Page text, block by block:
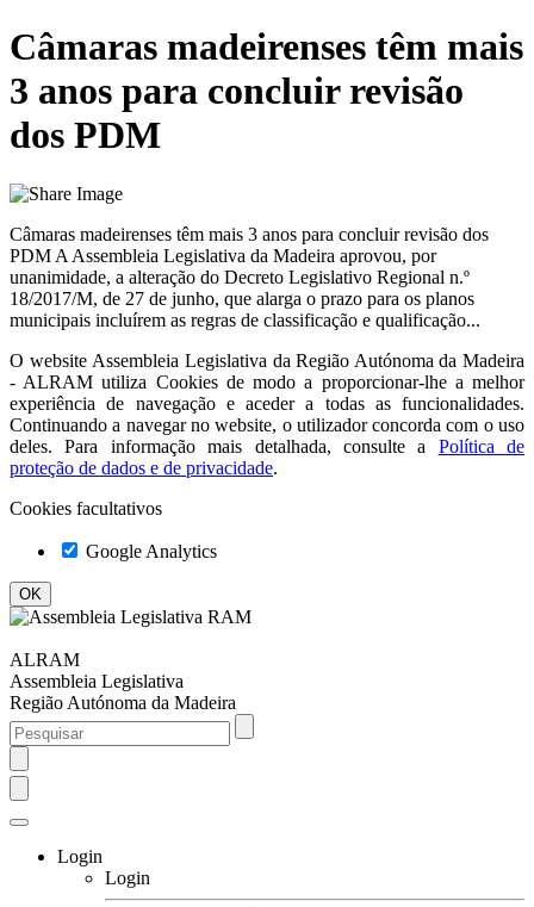
Câmaras madeirenses têm mais
3 anos para concluir revisão
dos PDM
Câmaras madeirenses têm mais 3 anos para concluir revisão dos
PDM A Assembleia Legislativa da Madeira aprovou, por
unanimidade, a alteração do Decreto Legislativo Regional n.º
18/2017/M, de 27 de junho, que alarga o prazo para os planos
municipais incluírem as regras de classificação e qualificação...
O website Assembleia Legislativa da Região Autónoma da Madeira
- ALRAM utiliza Cookies de modo a proporcionar-lhe a melhor
experiência de navegação e aceder a todas as funcionalidades.
Continuando a navegar no website, o utilizador concorda com o uso
deles. Para informação mais detalhada, consulte a
Política de
proteção de dados e de privacidade.
Cookies facultativos
Google Analytics
ALRAM
Assembleia Legislativa
Região Autónoma da Madeira
Login
Login